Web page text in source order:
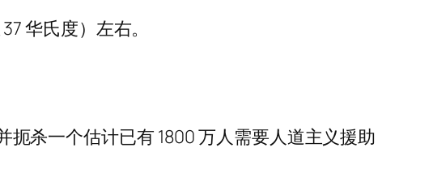
华氏度）左右。
杀一个估计已有 1800 万人需要人道主义援助